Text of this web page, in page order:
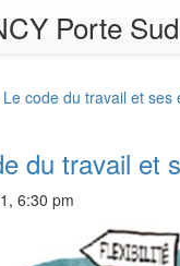
Porte Sud
Le code du travail et ses
du travail et
6:30 pm